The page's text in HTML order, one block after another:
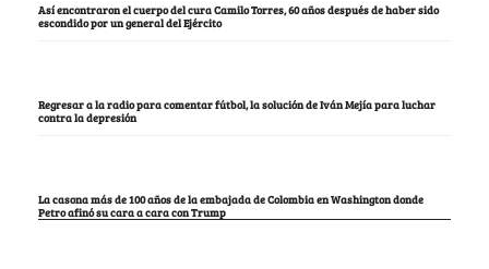
Así encontraron el cuerpo del cura Camilo Torres, 60 años después de haber sido
escondido por un general del Ejército
Regresar a la radio para comentar fútbol, la solución de Iván Mejía para luchar
contra la depresión
La casona más de 100 años de la embajada de Colombia en Washington donde
Petro afinó su cara a cara con Trump